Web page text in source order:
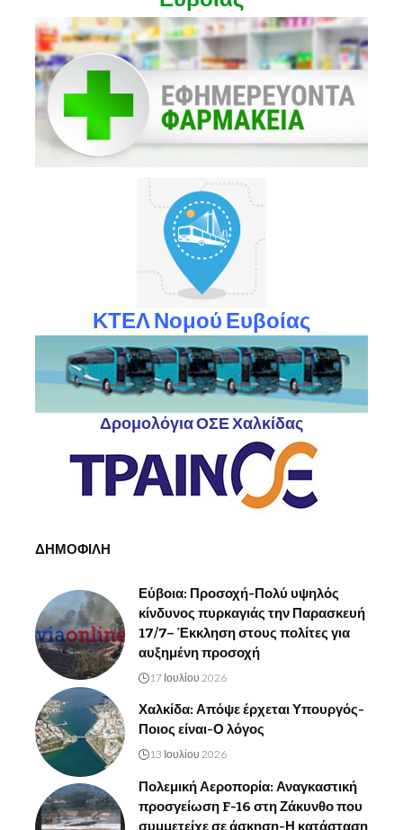
ΚΤΕΛ Νομού Ευβοίας
Δρομολόγια ΟΣΕ Χαλκίδας
ΔΗΜΟΦΙΛΗ
Εύβοια: Προσοχή-Πολύ υψηλός
κίνδυνος πυρκαγιάς την Παρασκευή
17/7– Έκκληση στους πολίτες για
αυξημένη προσοχή
17 Ιουλίου 2026
Χαλκίδα: Απόψε έρχεται Υπουργός-
Ποιος είναι-Ο λόγος
13 Ιουλίου 2026
Πολεμική Αεροπορία: Αναγκαστική
προσγείωση F-16 στη Ζάκυνθο που
συμμετείχε σε άσκηση-Η κατάσταση